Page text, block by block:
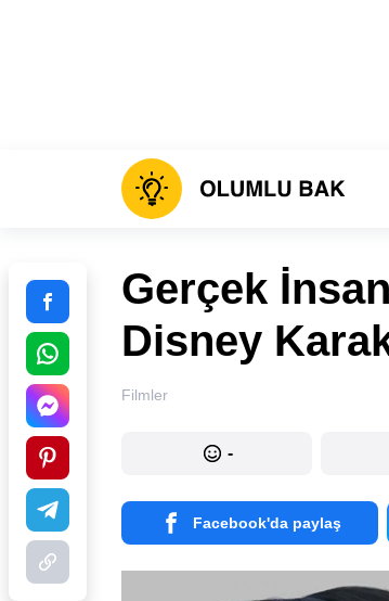
Gerçek
Disney
Filmler
-
Facebook'da paylaş